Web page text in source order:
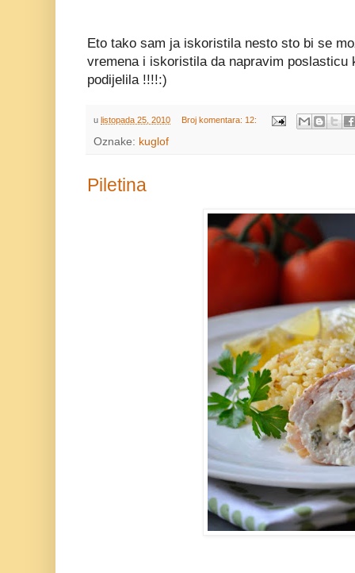
Eto tako sam ja iskoristila nesto sto bi se
vremena i iskoristila da napravim poslasticu
podijelila !!!!:)
u listopada 25, 2010 Broj komentara: 12:
Oznake: kuglof
Piletina